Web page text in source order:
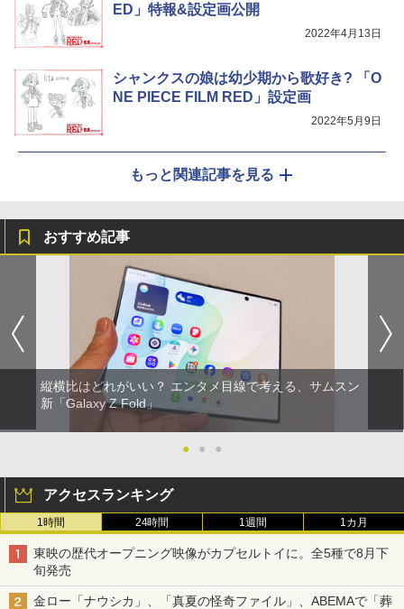
ED」特報&設定画公開
2022年4月13日
シャンクスの娘は幼少期から歌好き? 「O
NE PIECE FILM RED」設定画
2022年5月9日
もっと関連記事を見る
おすすめ記事
縦横比はどれがいい？ エンタメ目線で考える、サムスン
新「Galaxy Z Fold」
● ● ●
アクセスランキング
1時間 24時間 1週間 1カ月
東映の歴代オープニング映像がカプセルトイに。全5種で8月下
旬発売
金ロー「ナウシカ」、「真夏の怪奇ファイル」、ABEMAで「葬